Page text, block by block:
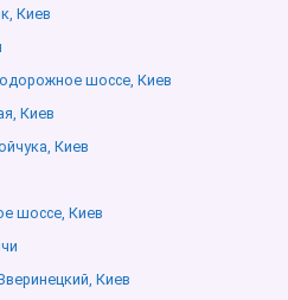
Киев
шоссе, Киев
Киев
Киев
шоссе, Киев
Киев